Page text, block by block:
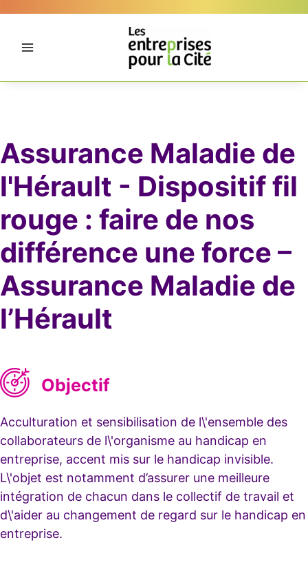
Assurance Maladie de
l'Hérault - Dispositif fil
rouge : faire de nos
différence une force –
Assurance Maladie de
l’Hérault
Objectif
Acculturation et sensibilisation de l\'ensemble des
collaborateurs de l\'organisme au handicap en
entreprise, accent mis sur le handicap invisible.
L\'objet est notamment d’assurer une meilleure
intégration de chacun dans le collectif de travail et
d\'aider au changement de regard sur le handicap en
entreprise.